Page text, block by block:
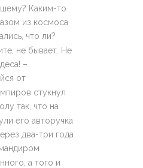
Каким-то
из космоса
что ли?
не бывает. Не
–
от
стукнул
так, что на
его авторучка
два-три года
а того и